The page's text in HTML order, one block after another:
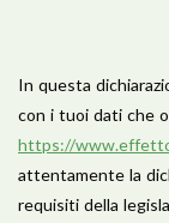
In questa
con i tuoi dati che
https://
attentamente la
requisiti della